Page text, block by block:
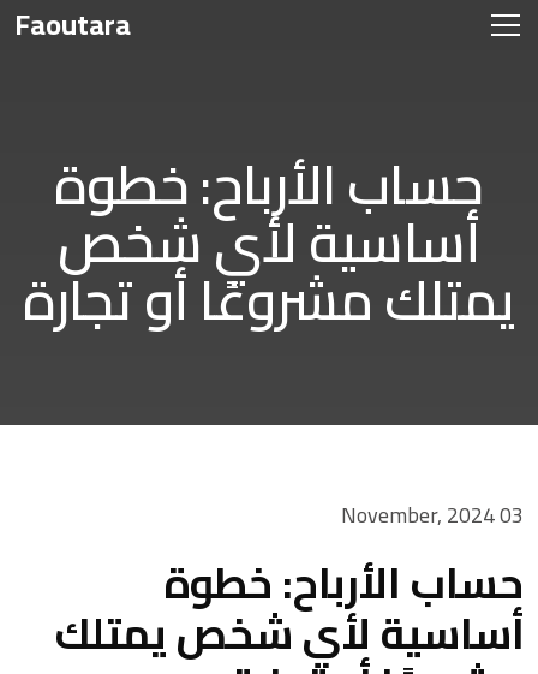
Faoutara
حساب الأرباح: خطوة
أساسية لأي شخص
يمتلك مشروعًا أو تجارة
03 November, 2024
حساب الأرباح: خطوة
أساسية لأي شخص يمتلك